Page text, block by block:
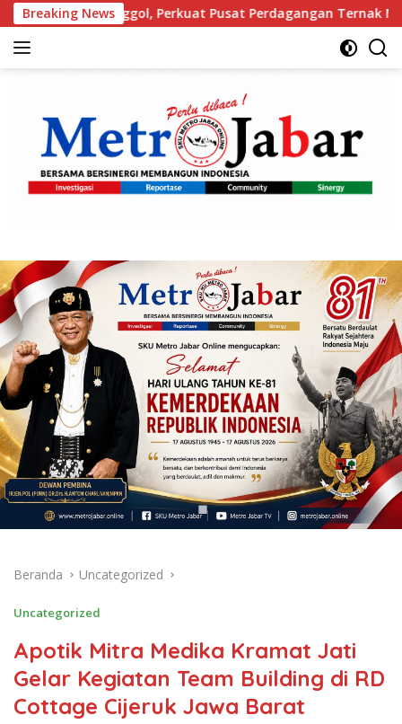
Langsung
ke
konten
Breaking News
Perkuat Pusat Perdagangan Ternak Modern
Beranda Uncategorized
Uncategorized
Apotik Mitra Medika Kramat Jati
Gelar Kegiatan Team Building di RD
Cottage Cijeruk Jawa Barat